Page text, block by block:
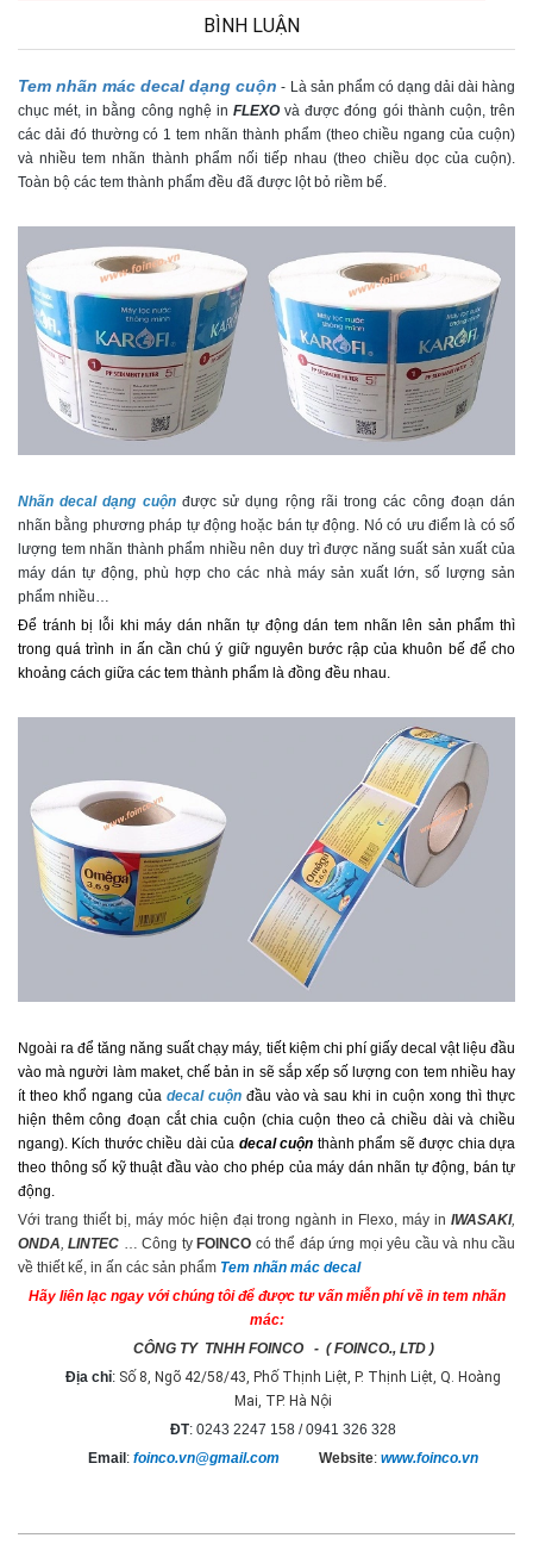
BÌNH LUẬN
Tem nhãn mác decal dạng cuộn - Là sản phẩm có dạng dải dài hàng
chục mét, in bằng công nghệ in FLEXO và được đóng gói thành cuộn, trên
các dải đó thường có 1 tem nhãn thành phẩm (theo chiều ngang của cuộn)
và nhiều tem nhãn thành phẩm nối tiếp nhau (theo chiều dọc của cuộn).
Toàn bộ các tem thành phẩm đều đã được lột bỏ riềm bế.
Nhãn decal dạng cuộnđược sử dụng rộng rãi trong các công đoạn dán
nhãn bằng phương pháp tự động hoặc bán tự động. Nó có ưu điểm là có số
lượng tem nhãn thành phẩm nhiều nên duy trì được năng suất sản xuất của
máy dán tự động, phù hợp cho các nhà máy sản xuất lớn, số lượng sản
phẩm nhiều…
Để tránh bị lỗi khi máy dán nhãn tự động dán tem nhãn lên sản phẩm thì
trong quá trình in ấn cần chú ý giữ nguyên bước rập của khuôn bế để cho
khoảng cách giữa các tem thành phẩm là đồng đều nhau.
Ngoài ra để tăng năng suất chạy máy, tiết kiệm chi phí giấy decal vật liệu đầu
vào mà người làm maket, chế bản in sẽ sắp xếp số lượng con tem nhiều hay
ít theo khổ ngang của decal cuộnđầu vào và sau khi in cuộn xong thì thực
hiện thêm công đoạn cắt chia cuộn (chia cuộn theo cả chiều dài và chiều
ngang). Kích thước chiều dài của decal cuộn thành phẩm sẽ được chia dựa
theo thông số kỹ thuật đầu vào cho phép của máy dán nhãn tự động, bán tự
động.
Với trang thiết bị, máy móc hiện đại trong ngành in Flexo, máy in IWASAKI,
ONDA,LINTEC … Công ty FOINCO có thể đáp ứng mọi yêu cầu và nhu cầu
về thiết kế, in ấn các sản phẩm Tem nhãn mác decal
Hãy liên lạc ngay với chúng tôi để được tư vấn miễn phí về in tem nhãn
mác:
CÔNG TY TNHH FOINCO - ( FOINCO., LTD )
Địa chỉ: Số 8, Ngõ 42/58/43, Phố Thịnh Liệt, P. Thịnh Liệt, Q. Hoàng
Mai, TP. Hà Nội
ĐT: 0243 2247 158 / 0941 326 328
Email :foinco.vn@gmail.com Website:www.foinco.vn